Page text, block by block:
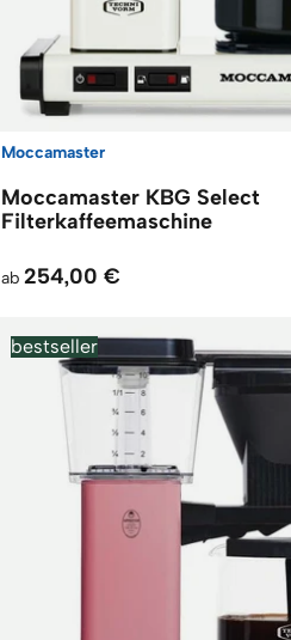
Moccamaster
Moccamaster KBG Select
Filterkaffeemaschine
ab254,00 €
bestseller